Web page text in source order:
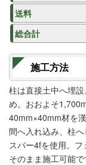
送料
総合計
施工方法
柱は直接土中へ埋
め。おおよそ
40mm×40mm材を
間へ入れ込み、柱
スバー4fを使用。
そのまま施工可能